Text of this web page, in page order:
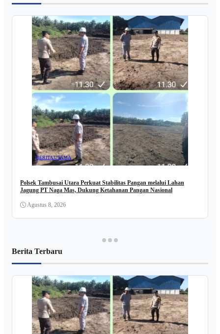
BERITA UTAMA
Polsek Tambusai Utara Perkuat Stabilitas Pangan melalui Lahan
Jagung PT Naga Mas, Dukung Ketahanan Pangan Nasional
Agustus 8, 2026
Berita Terbaru